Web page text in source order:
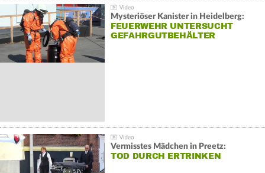
Mysteriöser Kanister in Heidelberg:
FEUERWEHR UNTERSUCHT
GEFAHRGUTBEHÄLTER
Vermisstes Mädchen in Preetz:
TOD DURCH ERTRINKEN